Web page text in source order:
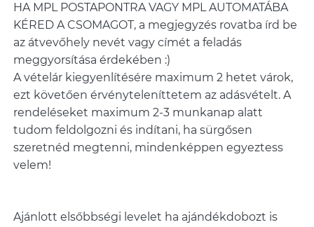
HA MPL POSTAPONTRA VAGY MPL AUTOMATÁBA
KÉRED A CSOMAGOT, a megjegyzés rovatba írd be
az átvevőhely nevét vagy címét a feladás
meggyorsítása érdekében :)
A vételár kiegyenlítésére maximum 2 hetet várok,
ezt követően érvényteleníttetem az adásvételt. A
rendeléseket maximum 2-3 munkanap alatt
tudom feldolgozni és indítani, ha sürgősen
szeretnéd megtenni, mindenképpen egyeztess
Ajánlott elsőbbségi levelet ha ajándékdobozt is